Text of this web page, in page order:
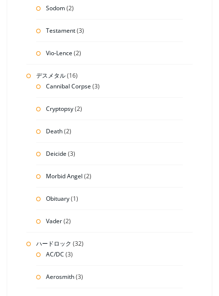
Sodom(2)
Testament(3)
Vio-Lence(2)
デスメタル(16)
Cannibal Corpse(3)
Cryptopsy(2)
Death(2)
Deicide(3)
Morbid Angel (2)
Obituary(1)
Vader(2)
ハードロック (32)
AC/DC (3)
Aerosmith(3)